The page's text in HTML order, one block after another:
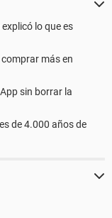
lo que es
más en
sin borrar la
de 4.000 años de